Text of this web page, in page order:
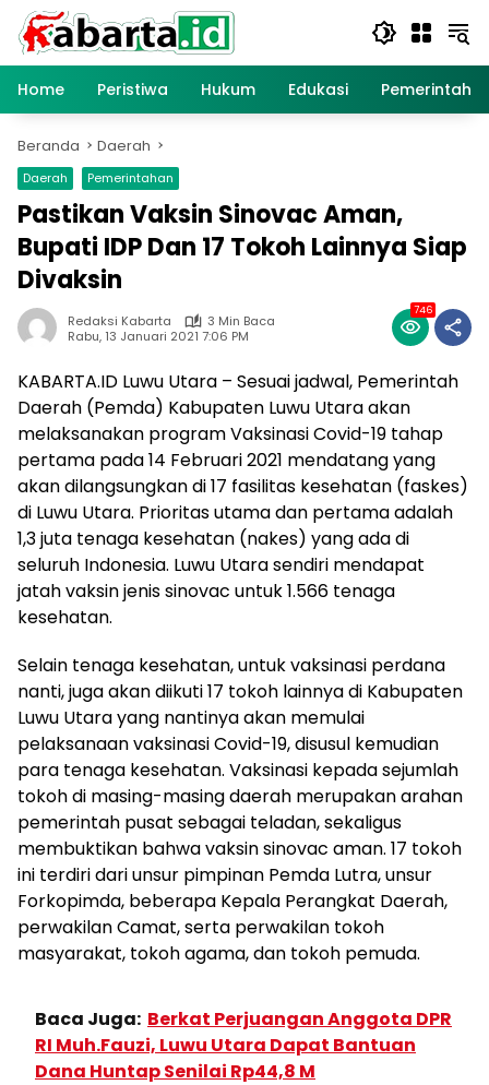
Langsung
konten
Home
Peristiwa Hukum Edukasi
Beranda Daerah
Daerah Pemerintahan
Pastikan Vaksin Sinovac Aman,
Bupati IDP Dan 17 Tokoh Lainnya Siap
Divaksin
Redaksi Kabarta
3 Min Baca
Rabu, 13 Januari 2021 7:06 PM
746
KABARTA.ID Luwu Utara – Sesuai jadwal, Pemerintah
Daerah (Pemda) Kabupaten Luwu Utara akan
melaksanakan program Vaksinasi Covid-19 tahap
pertama pada 14 Februari 2021 mendatang yang
akan dilangsungkan di 17 fasilitas kesehatan (faskes)
di Luwu Utara. Prioritas utama dan pertama adalah
1,3 juta tenaga kesehatan (nakes) yang ada di
seluruh Indonesia. Luwu Utara sendiri mendapat
jatah vaksin jenis sinovac untuk 1.566 tenaga
kesehatan.
Selain tenaga kesehatan, untuk vaksinasi perdana
nanti, juga akan diikuti 17 tokoh lainnya di Kabupaten
Luwu Utara yang nantinya akan memulai
pelaksanaan vaksinasi Covid-19, disusul kemudian
para tenaga kesehatan. Vaksinasi kepada sejumlah
tokoh di masing-masing daerah merupakan arahan
pemerintah pusat sebagai teladan, sekaligus
membuktikan bahwa vaksin sinovac aman. 17 tokoh
ini terdiri dari unsur pimpinan Pemda Lutra, unsur
Forkopimda, beberapa Kepala Perangkat Daerah,
perwakilan Camat, serta perwakilan tokoh
masyarakat, tokoh agama, dan tokoh pemuda.
Baca Juga: Berkat Perjuangan Anggota DPR
RI Muh.Fauzi, Luwu Utara Dapat Bantuan
Dana Huntap Senilai Rp44,8 M